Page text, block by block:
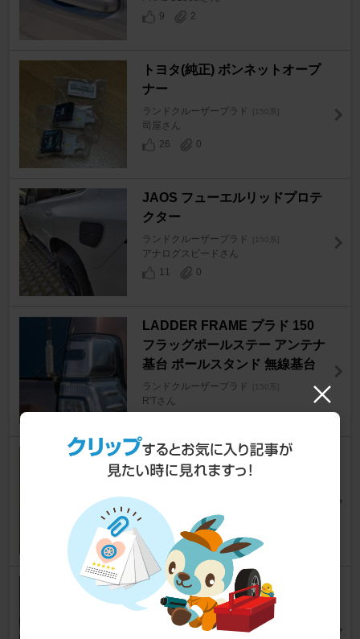
9
2
トヨタ(純正) ボンネットオープ
ナー
ランドクルーザープラド
司屋さん
26
0
JAOS フューエルリッドプロテ
クター
ランドクルーザープラド
アナログスピードさん
11
0
LADDER FRAME プラド 150
フラッグポールステー アンテナ
基台 ポールスタンド 無線基台
ランドクルーザープラド
R'Tさん
CAR MATE / カーメイト Dr.DE
O 防カビ性能強化型エアコンフ
ランドクルーザープラド
しなの51号さん
ARB OME BP-51
ランドクルーザープラド [150系]
マシャ@さん